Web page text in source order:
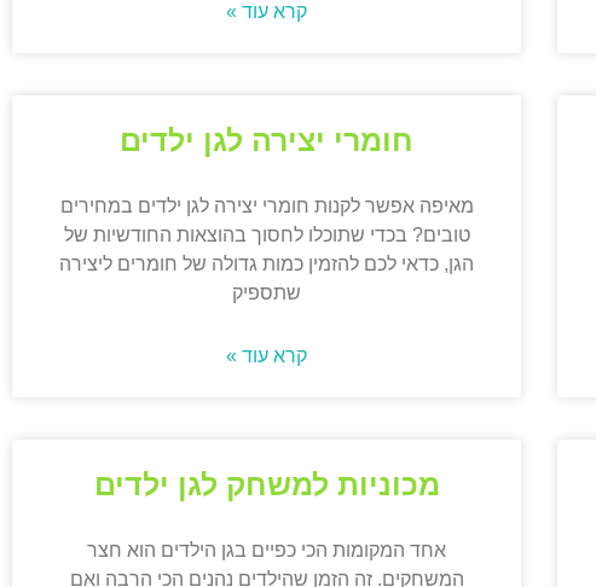
קרא עוד »
חומרי יצירה לגן ילדים
מאיפה אפשר לקנות חומרי יצירה לגן ילדים במחירים
טובים? בכדי שתוכלו לחסוך בהוצאות החודשיות של
הגן, כדאי לכם להזמין כמות גדולה של חומרים ליצירה
שתספיק
קרא עוד »
מכוניות למשחק לגן ילדים
אחד המקומות הכי כפיים בגן הילדים הוא חצר
המשחקים. זה הזמן שהילדים נהנים הכי הרבה ואם